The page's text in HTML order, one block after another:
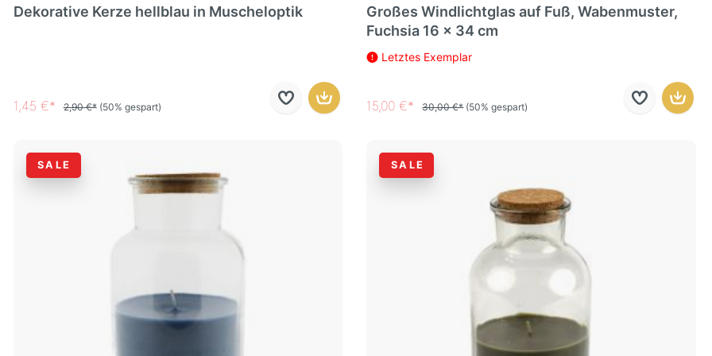
Dekorative Kerze hellblau in Muscheloptik
1,45 €* 2,90 €* (50% gespart)
Großes Windlichtglas auf Fuß, Wabenmuster,
Fuchsia 16 x 34 cm
Letztes Exemplar
15,00 €* 30,00 €* (50% gespart)
SALE SALE